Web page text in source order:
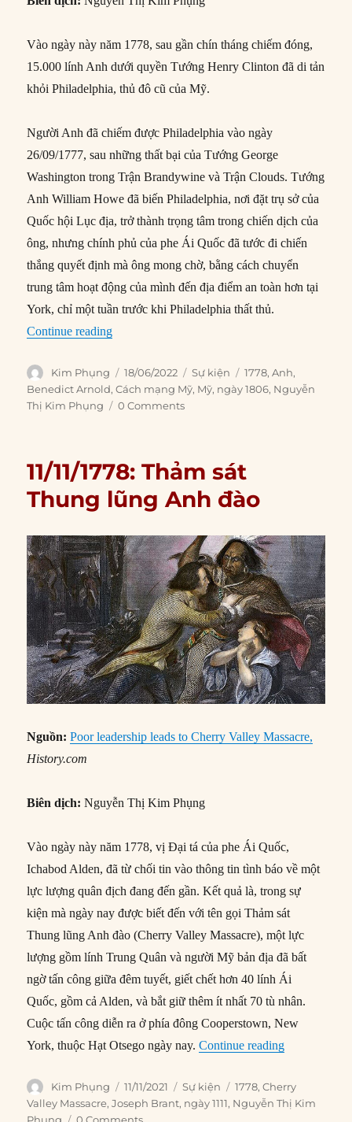
Vào ngày này năm 1778, sau gần chín tháng chiếm đóng,
15.000 lính Anh dưới quyền Tướng Henry Clinton đã di tản
khỏi Philadelphia, thủ đô cũ của Mỹ.
Người Anh đã chiếm được Philadelphia vào ngày
26/09/1777, sau những thất bại của Tướng George
Washington trong Trận Brandywine và Trận Clouds. Tướng
Anh William Howe đã biến Philadelphia, nơi đặt trụ sở của
Quốc hội Lục địa, trở thành trọng tâm trong chiến dịch của
ông, nhưng chính phủ của phe Ái Quốc đã tước đi chiến
thắng quyết định mà ông mong chờ, bằng cách chuyển
trung tâm hoạt động của mình đến địa điểm an toàn hơn tại
York, chỉ một tuần trước khi Philadelphia thất thủ.
Continue reading“18/06/1778: Quân Anh rút khỏi Philadelphia”
Author
Kim Phụng
Posted
on
18/06/2022 Categories
Sự kiện Tags
1778,Anh,
Benedict Arnold,Cách mạng Mỹ, Mỹ, ngày 1806, Nguyễn
Thị Kim Phụng
0 Comments
11/11/1778: Thảm sát
Thung lũng Anh đào
Nguồn: Poor leadership leads to Cherry Valley Massacre,
History.com
Biên dịch: Nguyễn Thị Kim Phụng
Vào ngày này năm 1778, vị Đại tá của phe Ái Quốc,
Ichabod Alden, đã từ chối tin vào thông tin tình báo về một
lực lượng quân địch đang đến gần. Kết quả là, trong sự
kiện mà ngày nay được biết đến với tên gọi Thảm sát
Thung lũng Anh đào (Cherry Valley Massacre), một lực
lượng gồm lính Trung Quân và người Mỹ bản địa đã bất
ngờ tấn công giữa đêm tuyết, giết chết hơn 40 lính Ái
Quốc, gồm cả Alden, và bắt giữ thêm ít nhất 70 tù nhân.
Cuộc tấn công diễn ra ở phía đông Cooperstown, New
York, thuộc Hạt Otsego ngày nay.Continue reading“11/11/
Author
Kim Phụng
Posted
on
11/11/2021 Categories
Sự kiện Tags
1778,Cherry
Valley Massacre,Joseph Brant, ngày 1111, Nguyễn Thị Kim